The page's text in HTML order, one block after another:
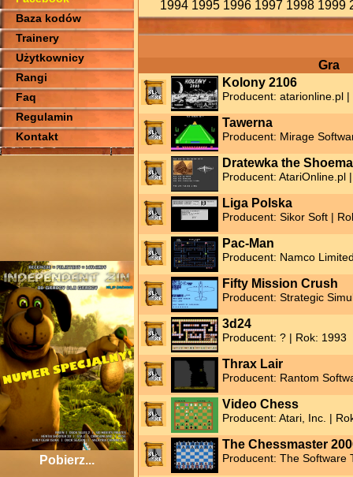
Baza kodów
Trainery
Użytkownicy
Rangi
Faq
Regulamin
Kontakt
Pobierz...
1994 1995 1996 1997 1998 1999
Gra
Kolony 2106
Producent: atarionline.pl
Tawerna
Producent: Mirage
Dratewka the
Producent: AtariOnline.pl
Liga Polska
Producent: Sikor Soft |
Pac-Man
Producent: Namco
Fifty Mission Crush
Producent: Strategic
3d24
Producent: ? | Rok: 1993
Thrax Lair
Producent: Rantom
Video Chess
Producent: Atari, Inc. |
The Chessmaster
Producent: The Software